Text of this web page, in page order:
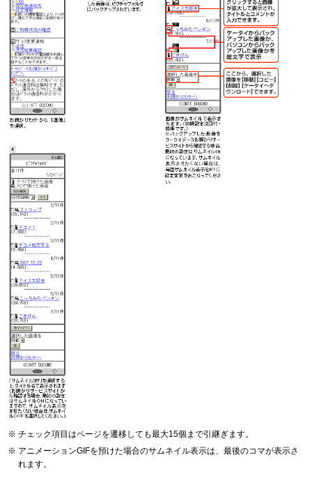
チェック項目はページを遷移しても最大15個まで引継ぎます。
アニメーションGIFを預けた場合のサムネイル表示は、最後のコマが表示さ
れます。